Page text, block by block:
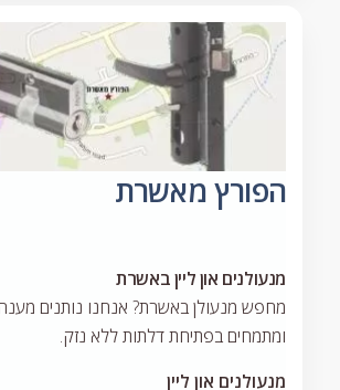
הפורץ מאשרת
מנעולנים און ליין באשרת
ומתמחים בפתיחת דלתות ללא נזק.
מנעולנים און ליין